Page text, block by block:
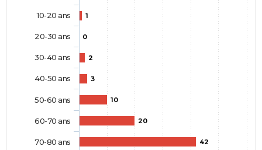
1
0
2
3
10
20
42
10-20 ans
20-30 ans
30-40 ans
40-50 ans
50-60 ans
60-70 ans
70-80 ans